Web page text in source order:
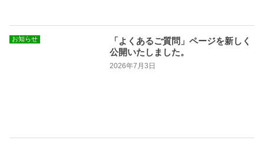
お知らせ
「よくあるご質問」ページを新しく
公開いたしました。
2026年7月3日